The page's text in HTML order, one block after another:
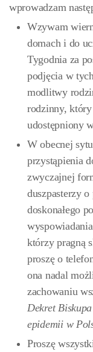
wprowadzam
Wzywam
domach i do
Tygodnia za
podjęcia w
modlitwy
rodzinny,
udostępniony
W obecnej
przystąpienia
zwyczajnej
duszpasterzy
doskonałego
którzy pragną
proszę o
ona nadal
zachowaniu
Dekret
epidemii w
Proszę